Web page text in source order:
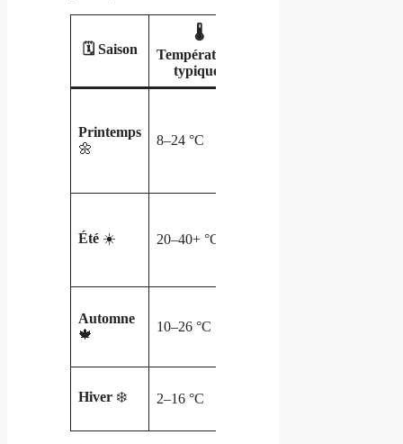
🗓️ Saison
🌡️
Températures
typiques
Printemps
🌼
8–24 °C
Été ☀️ 20–40+ °C
Automne
🍁
10–26 °C
Hiver ❄️ 2–16 °C